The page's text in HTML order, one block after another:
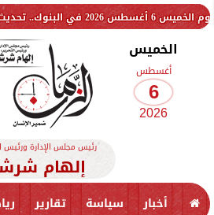
الخميس
أغسطس
6
2026
رئيس مجلس الإدارة ورئيس
إلهام
أخبار سياسة تقارير